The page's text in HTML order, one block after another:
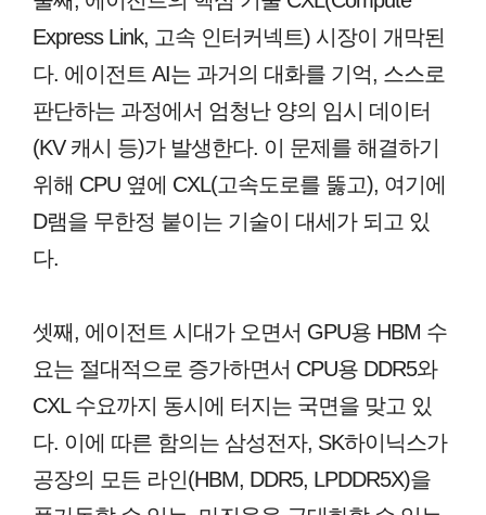
Express Link, 고속 인터커넥트) 시장이 개막된
다. 에이전트 AI는 과거의 대화를 기억, 스스로
판단하는 과정에서 엄청난 양의 임시 데이터
(KV 캐시 등)가 발생한다. 이 문제를 해결하기
위해 CPU 옆에 CXL(고속도로를 뚫고), 여기에
D램을 무한정 붙이는 기술이 대세가 되고 있
다.
셋째, 에이전트 시대가 오면서 GPU용 HBM 수
요는 절대적으로 증가하면서 CPU용 DDR5와
CXL 수요까지 동시에 터지는 국면을 맞고 있
다. 이에 따른 함의는 삼성전자, SK하이닉스가
공장의 모든 라인(HBM, DDR5, LPDDR5X)을